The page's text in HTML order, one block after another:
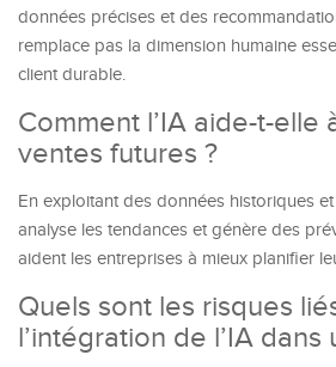
données précises et des
remplace pas la dimension humaine
client durable.
Comment l’IA aide-t-elle
ventes futures ?
En exploitant des données historiques
analyse les tendances et génère des
aident les entreprises à mieux planifier
Quels sont les risques
l’intégration de l’IA dans